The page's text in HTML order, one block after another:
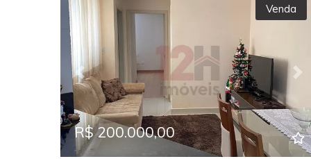
Previous
Venda
R$ 200.000,00